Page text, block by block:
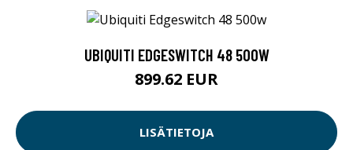
UBIQUITI EDGESWITCH 48 500W
899.62 EUR
LISÄTIETOJA